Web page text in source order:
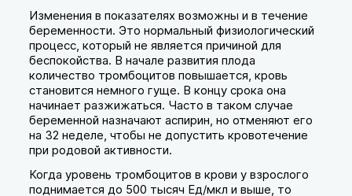
Изменения в показателях возможны и в течение
беременности. Это нормальный физиологический
процесс, который не является причиной для
беспокойства. В начале развития плода
количество тромбоцитов повышается, кровь
становится немного гуще. В концу срока она
начинает разжижаться. Часто в таком случае
беременной назначают аспирин, но отменяют его
на 32 неделе, чтобы не допустить кровотечение
при родовой активности.
Когда уровень тромбоцитов в крови у взрослого
поднимается до 500 тысяч Ед/мкл и выше, то